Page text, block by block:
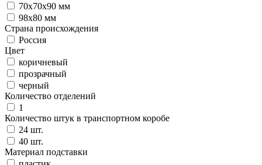
70x70x90 мм
98х80 мм
Страна происхождения
Россия
Цвет
коричневый
прозрачный
черный
Количество отделений
1
Количество штук в транспортном коробе
24 шт.
40 шт.
Материал подставки